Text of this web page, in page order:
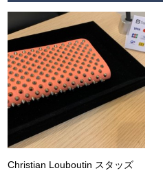
Christian Louboutin スタッズ